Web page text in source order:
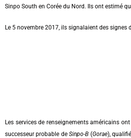
Sinpo South en Corée du Nord. Ils ont estimé
Le 5 novembre 2017, ils signalaient des signes
Les services de renseignements américains
successeur probable deSinpo-B (Gorae),